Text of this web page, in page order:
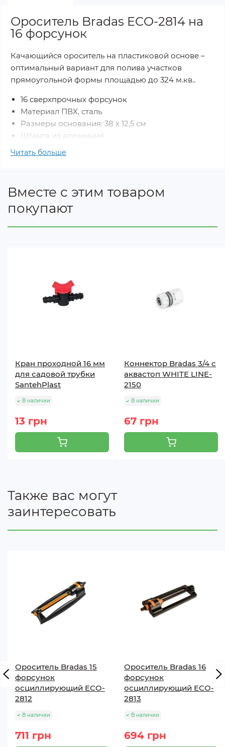
Ороситель Bradas ECO-2814 на
16 форсунок
Качающийся ороситель на пластиковой основе –
оптимальный вариант для полива участков
прямоугольной формы площадью до 324 м.кв..
16 сверхпрочных форсунок
Материал ПВХ, сталь
Размеры основания: 38 х 12,5 см
Штанга из алюминия
Гибкая конструкция, стойкая к повреждениям
Заканчивается ниппелем для быстрого
соединения
Читать больше
Вместе с этим товаром
покупают
Кран проходной 16 мм
для садовой трубки
SantehPlast
В наличии
13 грн
Коннектор Bradas 3/4 с
аквастоп WHITE LINE-
2150
В наличии
67 грн
Также вас могут
заинтересовать
Ороситель Bradas 15
форсунок
осциллирующий ECO-
2812
В наличии
711 грн
Ороситель Bradas 16
форсунок
осциллирующий ECO-
2813
В наличии
694 грн